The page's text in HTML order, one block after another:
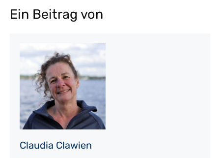
Ein Beitrag von
Claudia Clawien